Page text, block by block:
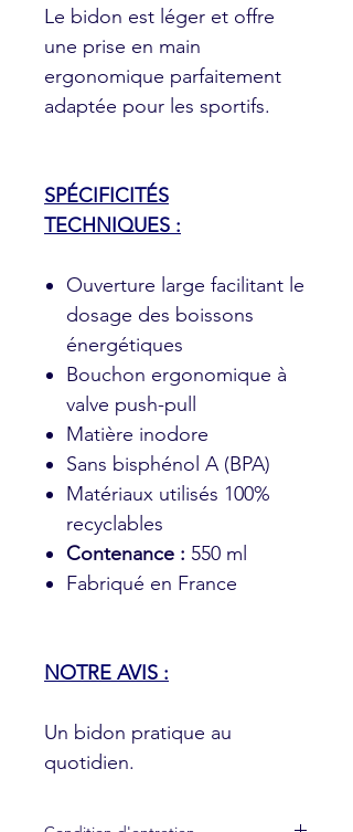
Le bidon est léger et offre
une prise en main
ergonomique parfaitement
adaptée pour les sportifs.
SPÉCIFICITÉS
TECHNIQUES :
Ouverture large facilitant le
dosage des boissons
énergétiques
Bouchon ergonomique à
valve push-pull
Matière inodore
Sans bisphénol A (BPA)
Matériaux utilisés 100%
recyclables
Contenance : 550 ml
Fabriqué en France
NOTRE AVIS :
Un bidon pratique au
quotidien.